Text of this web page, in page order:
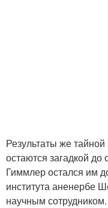
Результаты же
остаются загадкой
Гиммлер остался им
института аненербе
научным сотрудником.